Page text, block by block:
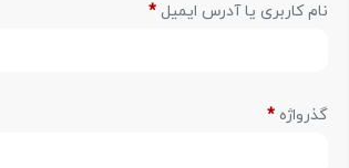
نام کاربری یا آدرس ایمیل*
گذرواژه*